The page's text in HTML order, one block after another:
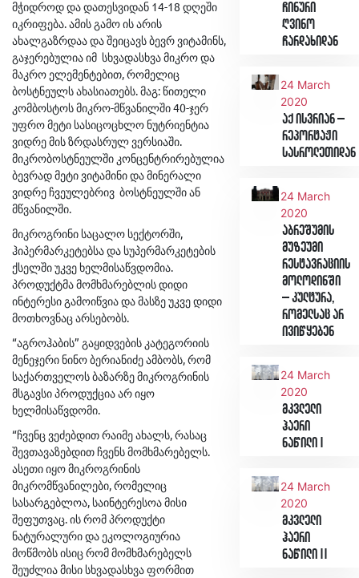
მჭიდროდ და დათესვიდან 14-18 დღეში
იკრიფება. ამის გამო ის არის
ახალგაზრდაა და შეიცავს ბევრ ვიტამინს,
გაჯერებულია იმ სხვადასხვა მიკრო და
მაკრო ელემენტებით, რომელიც
ბოსტნეულს ახასიათებს. მაგ: წითელი
კომბოსტოს მიკრო-მწვანილში 40-ჯერ
უფრო მეტი სასიცოცხლო ნუტრიენტია
ვიდრე მის ზრდასრულ ვერსიაში.
მიკრობოსტნეულში კონცენტრირებულია
ბევრად მეტი ვიტამინი და მინერალი
ვიდრე ჩვეულებრივ ბოსტნეულში ან
მწვანილში.
მიკროგრინი საცალო სექტორში,
ჰიპერმარკეტებსა და სუპერმარკეტების
ქსელში უკვე ხელმისაწვდომია.
პროდუქტმა მომხმარებლის დიდი
ინტერესი გამოიწვია და მასზე უკვე დიდი
მოთხოვნაც არსებობს.
“აგროჰაბის” გაყიდვების კატეგორიის
მენეჯერი ნინო ბერიანიძე ამბობს, რომ
საქართველოს ბაზარზე მიკროგრინის
მსგავსი პროდუქცია არ იყო
ხელმისაწვდომი.
“ჩვენც ვეძებდით რაიმე ახალს, რასაც
შევთავაზებდით ჩვენს მომხმარებელს.
ასეთი იყო მიკროგრინის
მიკრომწვანილები, რომელიც
სასარგებლოა, საინტერესოა მისი
შეფუთვაც. ის რომ პროდუქტი
ნატურალური და ეკოლოგიურია
მოწმობს ისიც რომ მომხმარებელს
შეუძლია მისი სხვადასხვა ფორმით
ჩინური
ღვინო
ჩარდახიდან
24 March
2020
აქ ისვრიან –
რეპორტაჟი
სასროლეთიდან
24 March
2020
აბრეშუმის
მუზეუმი
რესტავრაციის
მოლოდინში
– კულტურა,
რომელსაც არ
ივიწყებენ
24 March
2020
მკვლელი
ჰაერი
ნაწილი I
24 March
2020
მკვლელი
ჰაერი
ნაწილი II